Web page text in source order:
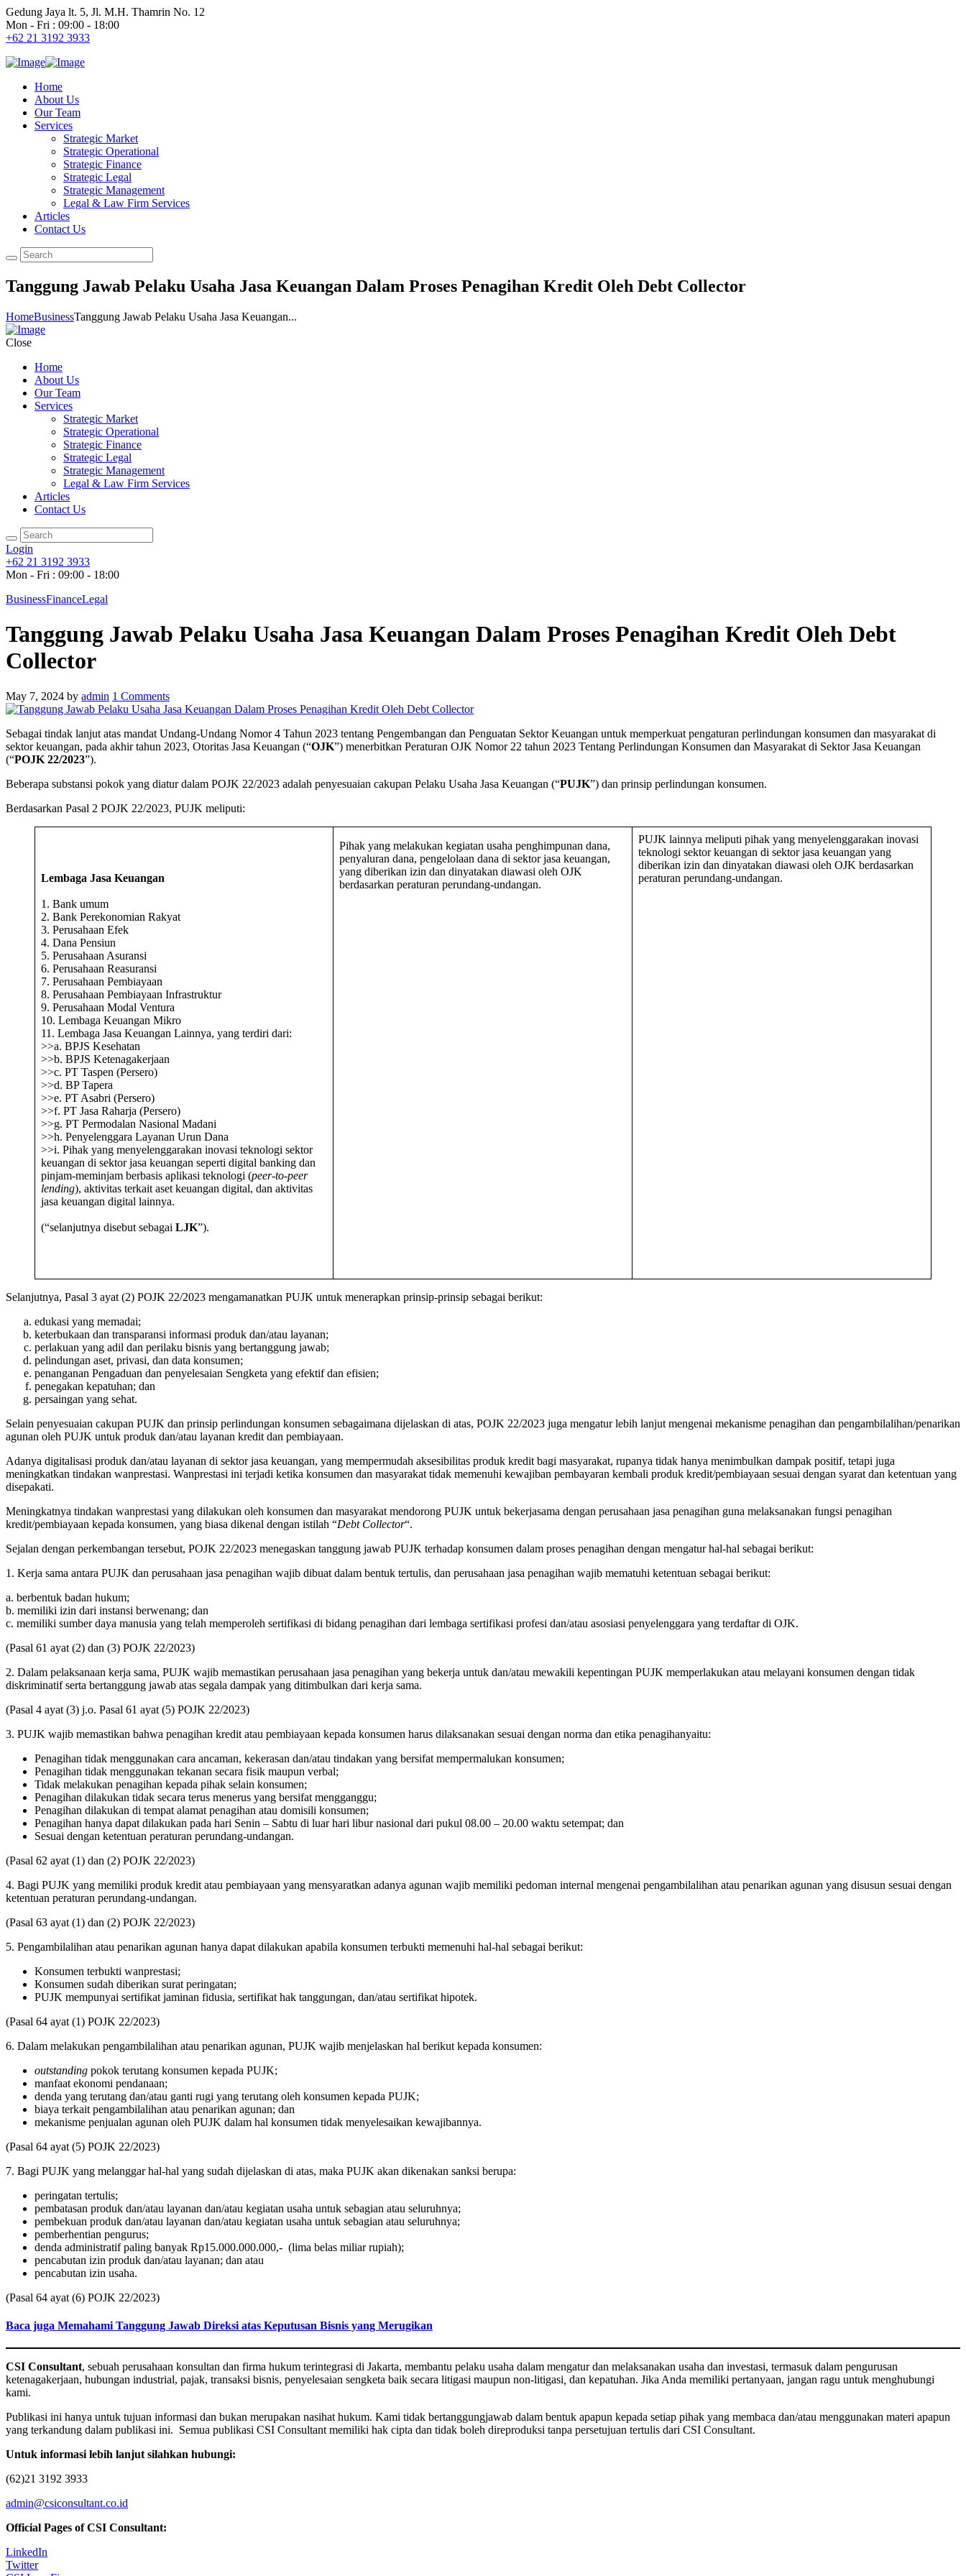
Gedung Jaya lt. 5, Jl. M.H. Thamrin No. 12
Mon - Fri : 09:00 - 18:00
+62 21 3192 3933
Home
About Us
Our Team
Services
Strategic Market
Strategic Operational
Strategic Finance
Strategic Legal
Strategic Management
Legal & Law Firm Services
Articles
Contact Us
Tanggung Jawab Pelaku Usaha Jasa Keuangan Dalam Proses Penagihan Kredit Oleh Debt Collector
HomeBusinessTanggung Jawab Pelaku Usaha Jasa Keuangan...
Close
Home
About Us
Our Team
Services
Strategic Market
Strategic Operational
Strategic Finance
Strategic Legal
Strategic Management
Legal & Law Firm Services
Articles
Contact Us
Login
+62 21 3192 3933
Mon - Fri : 09:00 - 18:00
BusinessFinanceLegal
Tanggung Jawab Pelaku Usaha Jasa Keuangan Dalam Proses Penagihan Kredit Oleh Debt
Collector
May 7, 2024 by admin 1 Comments
Sebagai tindak lanjut atas mandat Undang-Undang Nomor 4 Tahun 2023 tentang Pengembangan dan Penguatan Sektor Keuangan untuk memperkuat pengaturan perlindungan konsumen dan masyarakat di
sektor keuangan, pada akhir tahun 2023, Otoritas Jasa Keuangan (“OJK”) menerbitkan Peraturan OJK Nomor 22 tahun 2023 Tentang Perlindungan Konsumen dan Masyarakat di Sektor Jasa Keuangan
(“POJK 22/2023”).
Beberapa substansi pokok yang diatur dalam POJK 22/2023 adalah penyesuaian cakupan Pelaku Usaha Jasa Keuangan (“PUJK”) dan prinsip perlindungan konsumen.
Berdasarkan Pasal 2 POJK 22/2023, PUJK meliputi:
Lembaga Jasa Keuangan
1. Bank umum
2. Bank Perekonomian Rakyat
3. Perusahaan Efek
4. Dana Pensiun
5. Perusahaan Asuransi
6. Perusahaan Reasuransi
7. Perusahaan Pembiayaan
8. Perusahaan Pembiayaan Infrastruktur
9. Perusahaan Modal Ventura
10. Lembaga Keuangan Mikro
11. Lembaga Jasa Keuangan Lainnya, yang terdiri dari:
>>a. BPJS Kesehatan
>>b. BPJS Ketenagakerjaan
>>c. PT Taspen (Persero)
>>d. BP Tapera
>>e. PT Asabri (Persero)
>>f. PT Jasa Raharja (Persero)
>>g. PT Permodalan Nasional Madani
>>h. Penyelenggara Layanan Urun Dana
>>i. Pihak yang menyelenggarakan inovasi teknologi sektor
keuangan di sektor jasa keuangan seperti digital banking dan
pinjam-meminjam berbasis aplikasi teknologi (peer-to-peer
lending), aktivitas terkait aset keuangan digital, dan aktivitas
jasa keuangan digital lainnya.
(“selanjutnya disebut sebagai LJK”).
Pihak yang melakukan kegiatan usaha penghimpunan dana,
penyaluran dana, pengelolaan dana di sektor jasa keuangan,
yang diberikan izin dan dinyatakan diawasi oleh OJK
berdasarkan peraturan perundang-undangan.
PUJK lainnya meliputi pihak yang menyelenggarakan inovasi
teknologi sektor keuangan di sektor jasa keuangan yang
diberikan izin dan dinyatakan diawasi oleh OJK berdasarkan
peraturan perundang-undangan.
Selanjutnya, Pasal 3 ayat (2) POJK 22/2023 mengamanatkan PUJK untuk menerapkan prinsip-prinsip sebagai berikut:
edukasi yang memadai;
keterbukaan dan transparansi informasi produk dan/atau layanan;
perlakuan yang adil dan perilaku bisnis yang bertanggung jawab;
pelindungan aset, privasi, dan data konsumen;
penanganan Pengaduan dan penyelesaian Sengketa yang efektif dan efisien;
penegakan kepatuhan; dan
persaingan yang sehat.
Selain penyesuaian cakupan PUJK dan prinsip perlindungan konsumen sebagaimana dijelaskan di atas, POJK 22/2023 juga mengatur lebih lanjut mengenai mekanisme penagihan dan pengambilalihan/penarikan
agunan oleh PUJK untuk produk dan/atau layanan kredit dan pembiayaan.
Adanya digitalisasi produk dan/atau layanan di sektor jasa keuangan, yang mempermudah aksesibilitas produk kredit bagi masyarakat, rupanya tidak hanya menimbulkan dampak positif, tetapi juga
meningkatkan tindakan wanprestasi. Wanprestasi ini terjadi ketika konsumen dan masyarakat tidak memenuhi kewajiban pembayaran kembali produk kredit/pembiayaan sesuai dengan syarat dan ketentuan yang
disepakati.
Meningkatnya tindakan wanprestasi yang dilakukan oleh konsumen dan masyarakat mendorong PUJK untuk bekerjasama dengan perusahaan jasa penagihan guna melaksanakan fungsi penagihan
kredit/pembiayaan kepada konsumen, yang biasa dikenal dengan istilah “Debt Collector“.
Sejalan dengan perkembangan tersebut, POJK 22/2023 menegaskan tanggung jawab PUJK terhadap konsumen dalam proses penagihan dengan mengatur hal-hal sebagai berikut:
1. Kerja sama antara PUJK dan perusahaan jasa penagihan wajib dibuat dalam bentuk tertulis, dan perusahaan jasa penagihan wajib mematuhi ketentuan sebagai berikut:
a. berbentuk badan hukum;
b. memiliki izin dari instansi berwenang; dan
c. memiliki sumber daya manusia yang telah memperoleh sertifikasi di bidang penagihan dari lembaga sertifikasi profesi dan/atau asosiasi penyelenggara yang terdaftar di OJK.
(Pasal 61 ayat (2) dan (3) POJK 22/2023)
2. Dalam pelaksanaan kerja sama, PUJK wajib memastikan perusahaan jasa penagihan yang bekerja untuk dan/atau mewakili kepentingan PUJK memperlakukan atau melayani konsumen dengan tidak
diskriminatif serta bertanggung jawab atas segala dampak yang ditimbulkan dari kerja sama.
(Pasal 4 ayat (3) j.o. Pasal 61 ayat (5) POJK 22/2023)
3. PUJK wajib memastikan bahwa penagihan kredit atau pembiayaan kepada konsumen harus dilaksanakan sesuai dengan norma dan etika penagihanyaitu:
Penagihan tidak menggunakan cara ancaman, kekerasan dan/atau tindakan yang bersifat mempermalukan konsumen;
Penagihan tidak menggunakan tekanan secara fisik maupun verbal;
Tidak melakukan penagihan kepada pihak selain konsumen;
Penagihan dilakukan tidak secara terus menerus yang bersifat mengganggu;
Penagihan dilakukan di tempat alamat penagihan atau domisili konsumen;
Penagihan hanya dapat dilakukan pada hari Senin – Sabtu di luar hari libur nasional dari pukul 08.00 – 20.00 waktu setempat; dan
Sesuai dengan ketentuan peraturan perundang-undangan.
(Pasal 62 ayat (1) dan (2) POJK 22/2023)
4. Bagi PUJK yang memiliki produk kredit atau pembiayaan yang mensyaratkan adanya agunan wajib memiliki pedoman internal mengenai pengambilalihan atau penarikan agunan yang disusun sesuai dengan
ketentuan peraturan perundang-undangan.
(Pasal 63 ayat (1) dan (2) POJK 22/2023)
5. Pengambilalihan atau penarikan agunan hanya dapat dilakukan apabila konsumen terbukti memenuhi hal-hal sebagai berikut:
Konsumen terbukti wanprestasi;
Konsumen sudah diberikan surat peringatan;
PUJK mempunyai sertifikat jaminan fidusia, sertifikat hak tanggungan, dan/atau sertifikat hipotek.
(Pasal 64 ayat (1) POJK 22/2023)
6. Dalam melakukan pengambilalihan atau penarikan agunan, PUJK wajib menjelaskan hal berikut kepada konsumen:
outstanding pokok terutang konsumen kepada PUJK;
manfaat ekonomi pendanaan;
denda yang terutang dan/atau ganti rugi yang terutang oleh konsumen kepada PUJK;
biaya terkait pengambilalihan atau penarikan agunan; dan
mekanisme penjualan agunan oleh PUJK dalam hal konsumen tidak menyelesaikan kewajibannya.
(Pasal 64 ayat (5) POJK 22/2023)
7. Bagi PUJK yang melanggar hal-hal yang sudah dijelaskan di atas, maka PUJK akan dikenakan sanksi berupa:
peringatan tertulis;
pembatasan produk dan/atau layanan dan/atau kegiatan usaha untuk sebagian atau seluruhnya;
pembekuan produk dan/atau layanan dan/atau kegiatan usaha untuk sebagian atau seluruhnya;
pemberhentian pengurus;
denda administratif paling banyak Rp15.000.000.000,- (lima belas miliar rupiah);
pencabutan izin produk dan/atau layanan; dan atau
pencabutan izin usaha.
(Pasal 64 ayat (6) POJK 22/2023)
Baca juga Memahami Tanggung Jawab Direksi atas Keputusan Bisnis yang Merugikan
CSI Consultant, sebuah perusahaan konsultan dan firma hukum terintegrasi di Jakarta, membantu pelaku usaha dalam mengatur dan melaksanakan usaha dan investasi, termasuk dalam pengurusan
ketenagakerjaan, hubungan industrial, pajak, transaksi bisnis, penyelesaian sengketa baik secara litigasi maupun non-litigasi dan kepatuhan. Jika Anda memiliki pertanyaan, jangan ragu untuk menghubungi
kami.
Publikasi ini hanya untuk tujuan informasi dan bukan merupakan nasihat hukum. Kami tidak bertanggungjawab dalam bentuk apapun kepada setiap pihak yang membaca dan/atau menggunakan materi apapun
yang terkandung dalam publikasi ini. Semua publikasi CSI Consultant memiliki hak cipta dan tidak boleh direproduksi tanpa persetujuan tertulis dari CSI Consultant.
Untuk informasi lebih lanjut silahkan hubungi:
(62)21 3192 3933
admin@csiconsultant.co.id
Official Pages of CSI Consultant:
LinkedIn
Twitter